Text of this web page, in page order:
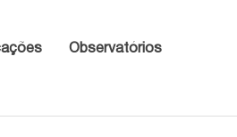
Observatórios